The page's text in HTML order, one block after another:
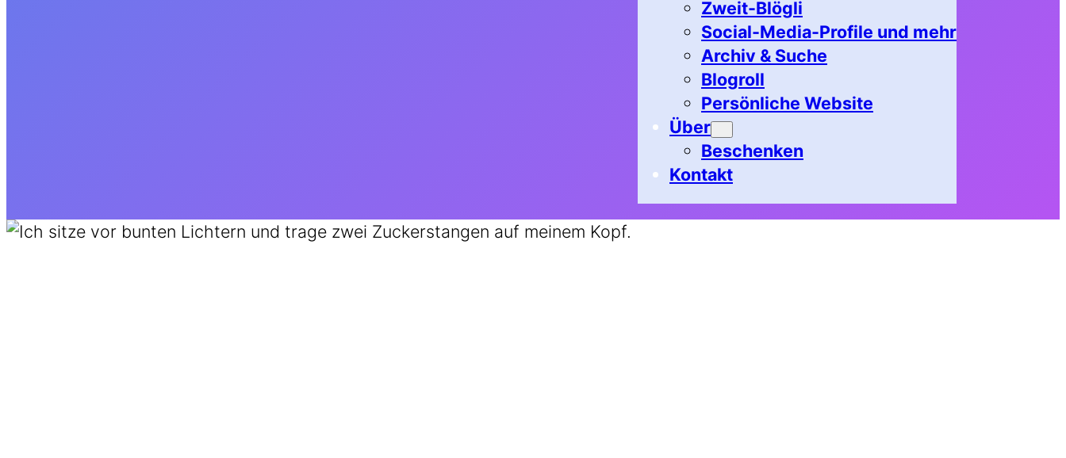
Zweit-Blögli
Social-Media-Profile und mehr
Archiv & Suche
Blogroll
Persönliche Website
Über
Beschenken
Kontakt